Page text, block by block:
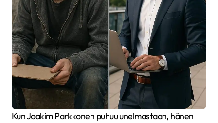
Kun Joakim Parkkonen puhuu unelmastaan, hänen